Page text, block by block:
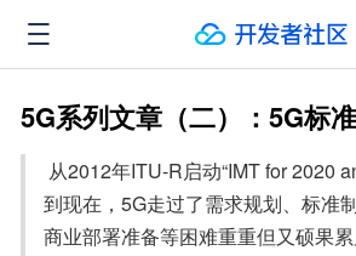
5G系列文章（二）：5G标准
到现在，5G走过了需求规划、标准
商业部署准备等困难重重但又硕果